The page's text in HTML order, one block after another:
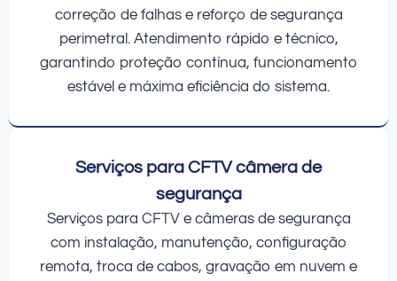
correção de falhas e reforço de segurança
perimetral. Atendimento rápido e técnico,
garantindo proteção contínua, funcionamento
estável e máxima eficiência do sistema.
Serviços para CFTV câmera de
segurança
Serviços para CFTV e câmeras de segurança
com instalação, manutenção, configuração
remota, troca de cabos, gravação em nuvem e